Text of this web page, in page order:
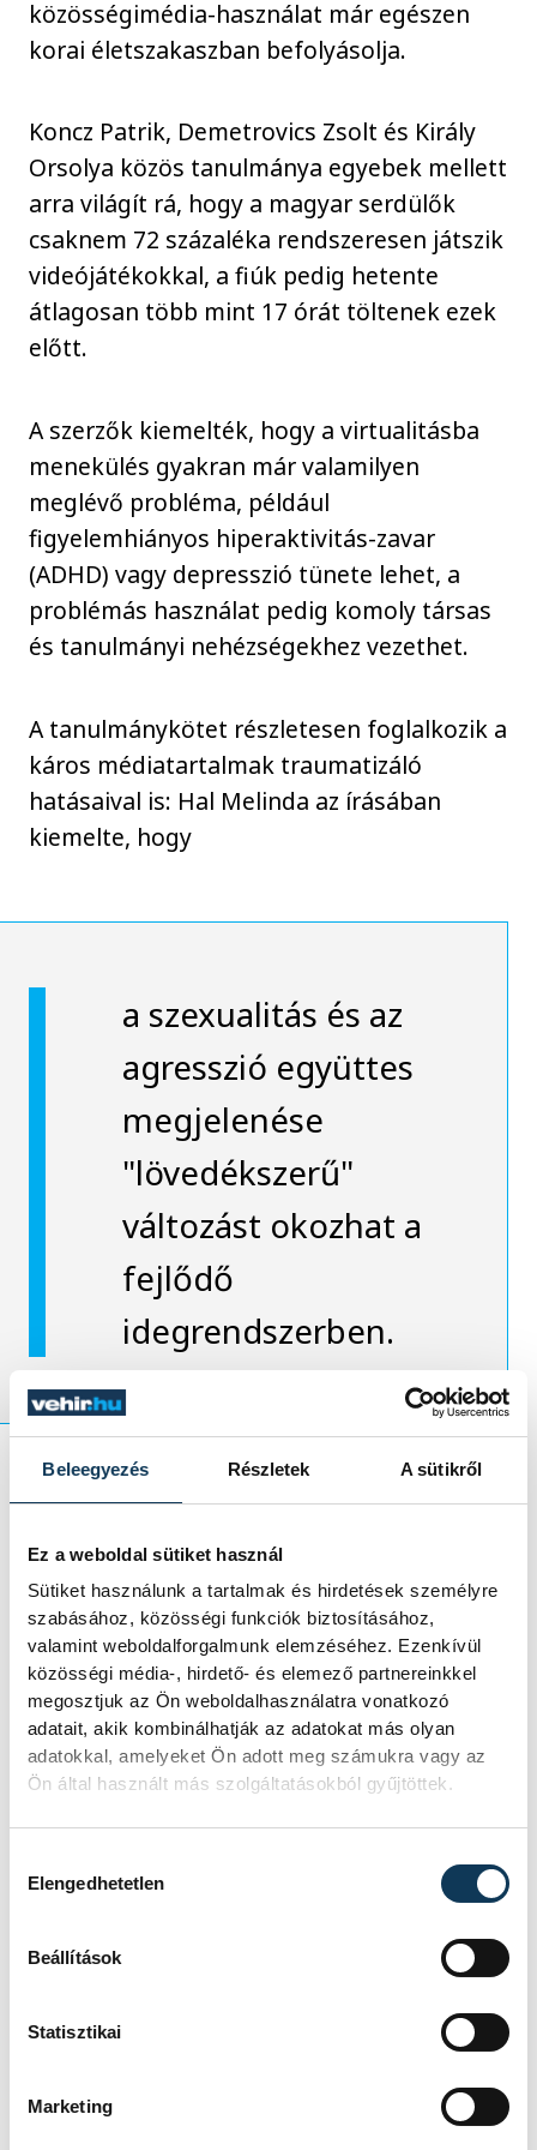
Beleegyezés Részletek A sütikről
Ez a weboldal sütiket használ
Sütiket használunk a tartalmak és hirdetések személyre
szabásához, közösségi funkciók biztosításához,
valamint weboldalforgalmunk elemzéséhez. Ezenkívül
közösségi média-, hirdető- és elemező partnereinkkel
megosztjuk az Ön weboldalhasználatra vonatkozó
adatait, akik kombinálhatják az adatokat más olyan
adatokkal, amelyeket Ön adott meg számukra vagy az
Ön által használt más szolgáltatásokból gyűjtöttek.
Elengedhetetlen
Beállítások
Statisztikai
Marketing
közösségimédia-használat már egészen
korai életszakaszban befolyásolja.
Koncz Patrik, Demetrovics Zsolt és Király
Orsolya közös tanulmánya egyebek mellett
arra világít rá, hogy a magyar serdülők
csaknem 72 százaléka rendszeresen játszik
videójátékokkal, a fiúk pedig hetente
átlagosan több mint 17 órát töltenek ezek
előtt.
A szerzők kiemelték, hogy a virtualitásba
menekülés gyakran már valamilyen
meglévő probléma, például
figyelemhiányos hiperaktivitás-zavar
(ADHD) vagy depresszió tünete lehet, a
problémás használat pedig komoly társas
és tanulmányi nehézségekhez vezethet.
A tanulmánykötet részletesen foglalkozik a
káros médiatartalmak traumatizáló
hatásaival is: Hal Melinda az írásában
kiemelte, hogy
a szexualitás és az
agresszió együttes
megjelenése
"lövedékszerű"
változást okozhat a
fejlődő
idegrendszerben.
Jantek Gyöngyvér pedig azt írta, hogy a
fiatalok napjainkban átlagosan 11-12 éves
kor között találkoznak először pornográf
tartalommal, ami nagyban formálja a
serdülők szexuális énképét és igényeit,
gyakran irreális elvárásokat rögzítve.
A kötet szociológiai blokkjában Székely
fiatalok 97 százaléka napi
állandóan online van.
A tanulmánykötet célja a tudományos
elősegítése az oktatásban, a